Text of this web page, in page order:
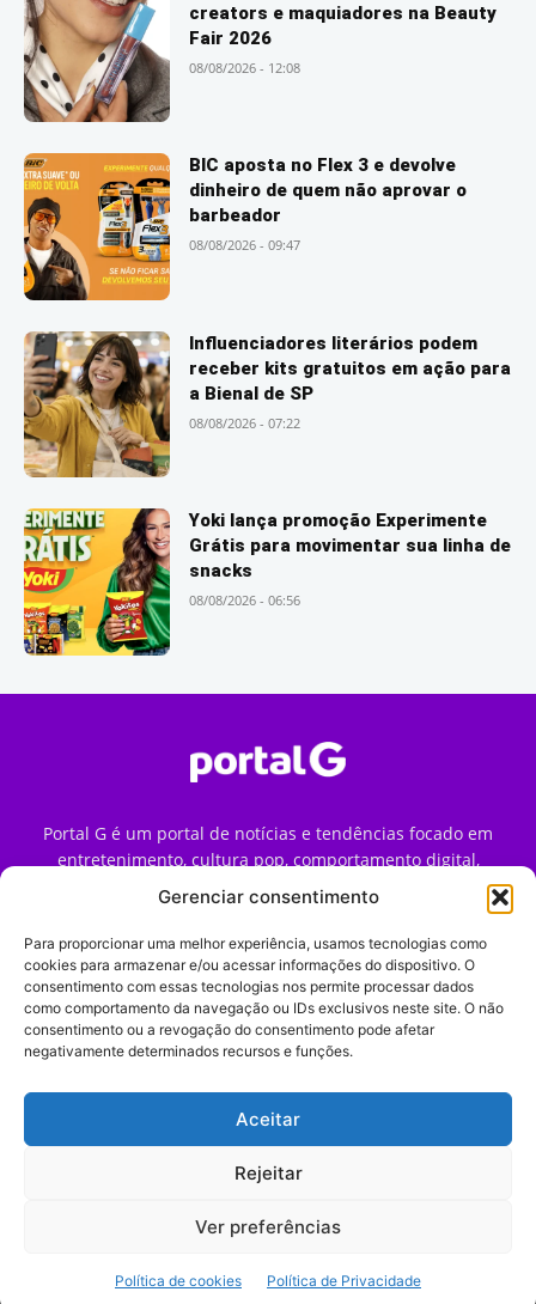
Gerenciar consentimento
Para proporcionar uma melhor experiência, usamos tecnologias como
cookies para armazenar e/ou acessar informações do dispositivo. O
consentimento com essas tecnologias nos permite processar dados
como comportamento da navegação ou IDs exclusivos neste site. O não
consentimento ou a revogação do consentimento pode afetar
negativamente determinados recursos e funções.
Aceitar
Rejeitar
Ver preferências
Política de cookies Política de Privacidade
creators e maquiadores na Beauty
Fair 2026
08/08/2026 - 12:08
BIC aposta no Flex 3 e devolve
dinheiro de quem não aprovar o
barbeador
08/08/2026 - 09:47
Influenciadores literários podem
receber kits gratuitos em ação para
a Bienal de SP
08/08/2026 - 07:22
Yoki lança promoção Experimente
Grátis para movimentar sua linha de
snacks
08/08/2026 - 06:56
Portal G é um portal de notícias e tendências focado em
entretenimento, cultura pop, comportamento digital,
streaming, games e iniciativas de marca que impactam a
forma como o público vive e consome internet no Brasil.
Contato:contato@portalg.com.br
Início Sobre
Termos de Uso
Política de Privacidade
Contato
tendências de consumo, marketing e comportamento digital.